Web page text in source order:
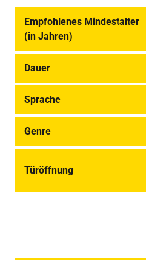
Empfohlenes Mindestalter
(in Jahren)
Dauer
Sprache
Genre
Türöffnung